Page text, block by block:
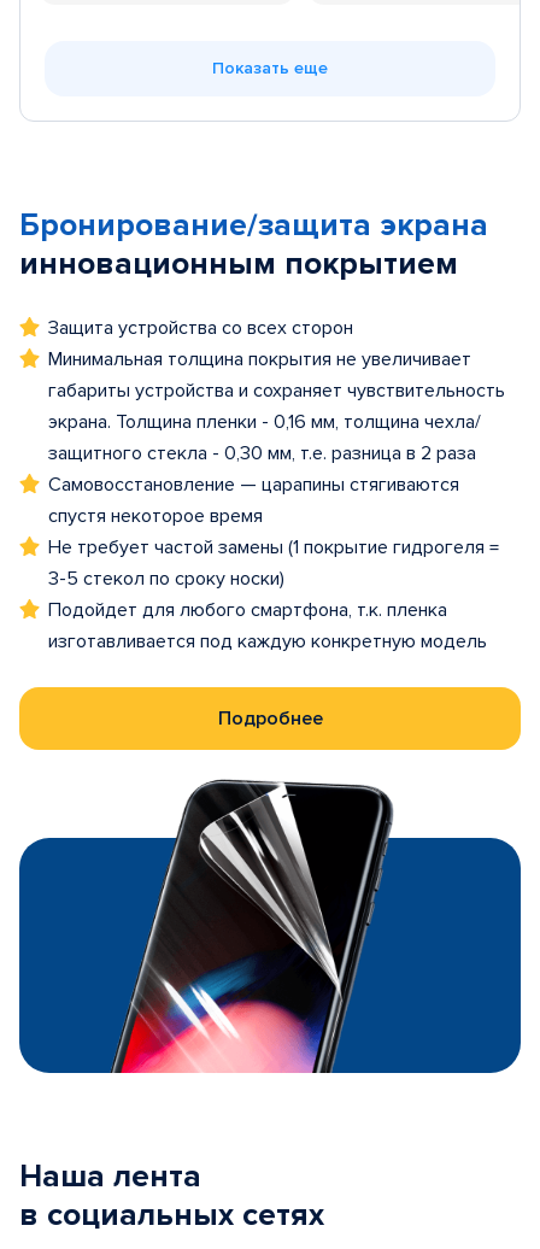
Показать еще
Бронирование/защита экрана
инновационным покрытием
Защита устройства со всех сторон
Минимальная толщина покрытия не увеличивает
габариты устройства и сохраняет чувствительность
экрана. Толщина пленки - 0,16 мм, толщина чехла/
защитного стекла - 0,30 мм, т.е. разница в 2 раза
Самовосстановление — царапины стягиваются
спустя некоторое время
Не требует частой замены (1 покрытие гидрогеля =
3-5 стекол по сроку носки)
Подойдет для любого смартфона, т.к. пленка
изготавливается под каждую конкретную модель
Подробнее
Наша лента
в социальных сетях